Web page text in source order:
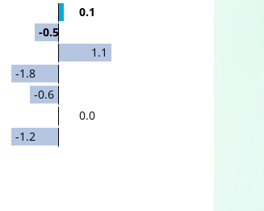
0.1
-0.5
1.1
-1.8
-0.6
0.0
-1.2